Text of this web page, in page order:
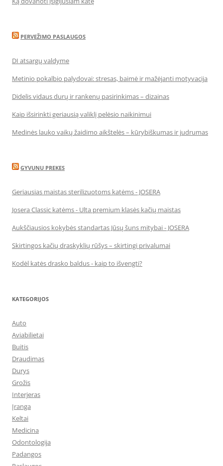
PERVEŽIMO PASLAUGOS
DI atsargų valdyme
Metinio pokalbio palydovai: stresas, baimė ir mažėjanti motyvacija
Didelis vidaus durų ir rankenų pasirinkimas – dizainas
Kaip išsirinkti geriausią valiklį pelėsio naikinimui
Medinės lauko vaikų žaidimo aikštelės – kūrybiškumas ir judrumas
GYVUNU PREKES
Geriausias maistas sterilizuotoms katėms - JOSERA
Josera Classic katėms - Ulta premium klasės kačių maistas
Aukščiausios kokybės standartas Jūsų šuns mitybai - JOSERA
Skirtingos kačių draskyklių rūšys – skirtingi privalumai
Kodėl katės drasko baldus - kaip to išvengti?
KATEGORIJOS
Auto
Aviabilietai
Buitis
Draudimas
Durys
Grožis
Interjeras
Įranga
Keltai
Medicina
Odontologija
Padangos